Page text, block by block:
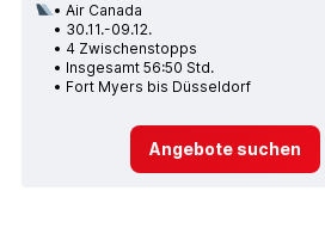
Air Canada
30.11.-09.12.
4 Zwischenstopps
Insgesamt 56:50 Std.
Fort Myers bis Düsseldorf
Angebote suchen